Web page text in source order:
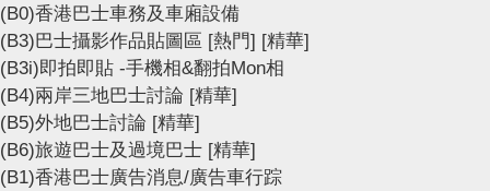
(B0)香港巴士車務及車廂設備
(B3)巴士攝影作品貼圖區 [熱門] [精華]
(B3i)即拍即貼 -手機相&翻拍Mon相
(B4)兩岸三地巴士討論 [精華]
(B5)外地巴士討論 [精華]
(B6)旅遊巴士及過境巴士 [精華]
(B1)香港巴士廣告消息/廣告車行踪